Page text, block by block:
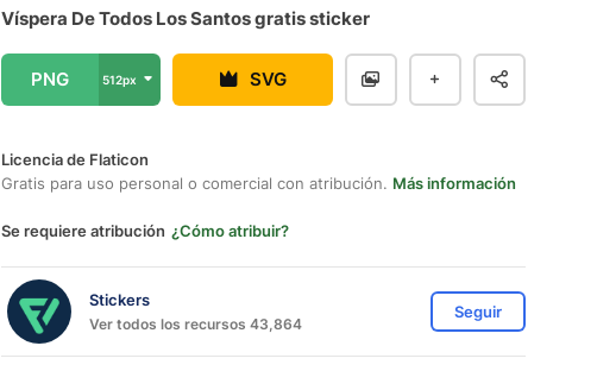
Víspera De Todos Los Santos gratis sticker
PNG 512px SVG
Licencia de Flaticon
Gratis para uso personal o comercial con atribución. Más información
Se requiere atribución ¿Cómo atribuir?
Stickers
Ver todos los recursos 43,864
Seguir